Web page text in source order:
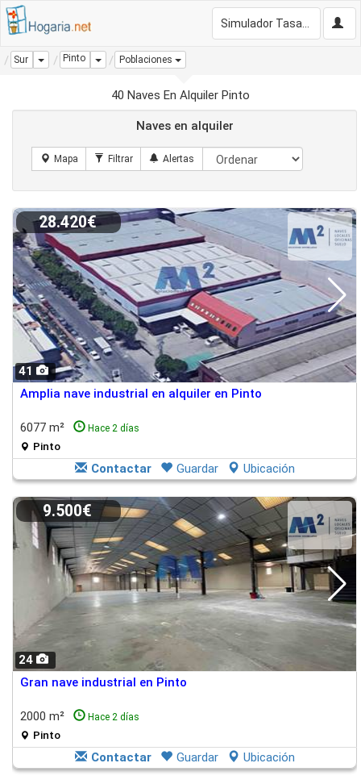
Sur Dropdown
Pinto Dropdown
Poblaciones
40 Naves En Alquiler Pinto
Naves en alquiler
41
28.420€
Amplia nave industrial en alquiler en Pinto
6077 m² Hace 2 días
Pinto
Contactar Guardar Ubicación
24
9.500€
Gran nave industrial en Pinto
2000 m² Hace 2 días
Pinto
Contactar Guardar Ubicación